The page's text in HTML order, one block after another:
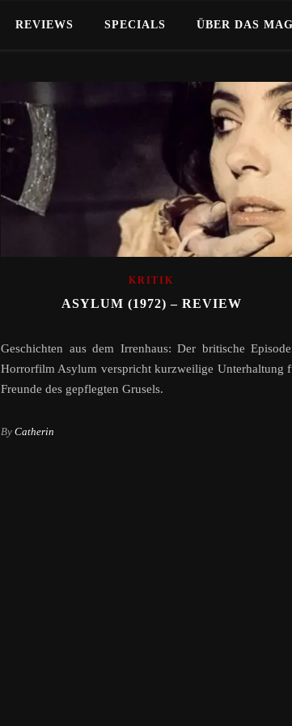
REVIEWS SPECIALS ÜBER DAS
KRITIK
ASYLUM (1972) – REVIEW
Geschichten aus dem Irrenhaus: Der britische
Horrorfilm Asylum verspricht kurzweilige Unterhaltung
Freunde des gepflegten Grusels.
By Catherin